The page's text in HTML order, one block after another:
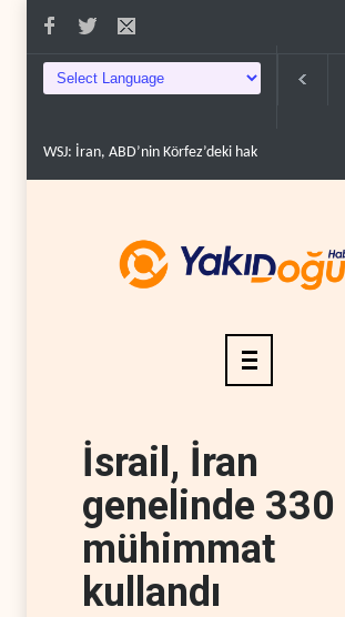
WSJ: İran, ABD’nin Körfez’deki hakimiyetini sona erdir..
İsrail, İran
genelinde 330
mühimmat
kullandı